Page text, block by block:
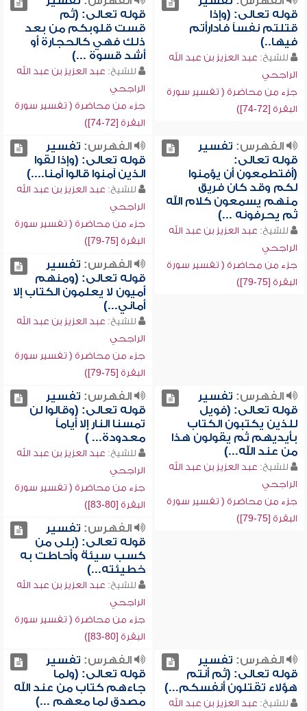
قوله تعالى: (وإذا
قتلتم نفساً فادارأتم
فيها..)
للشيخ: عبد العزيز بن عبد الله
الراجحي
جزء من محاضرة ( تفسير سورة
البقرة [72-74])
قوله تعالى: (ثم
قست قلوبكم من بعد
ذلك فهي كالحجارة أو
أشد قسوة ...)
للشيخ: عبد العزيز بن عبد الله
الراجحي
جزء من محاضرة ( تفسير سورة
البقرة [72-74])
الفهرس: تفسير
قوله تعالى:
(أفتطمعون أن يؤمنوا
لكم وقد كان فريق
منهم يسمعون كلام الله
ثم يحرفونه ...)
للشيخ: عبد العزيز بن عبد الله
الراجحي
جزء من محاضرة ( تفسير سورة
البقرة [75-79])
الفهرس: تفسير
قوله تعالى: (وإذا لقوا
الذين آمنوا قالوا آمنا....)
للشيخ: عبد العزيز بن عبد الله
الراجحي
جزء من محاضرة ( تفسير سورة
البقرة [75-79])
الفهرس: تفسير
قوله تعالى: (ومنهم
أميون لا يعلمون الكتاب إلا
أماني...)
للشيخ: عبد العزيز بن عبد الله
الراجحي
جزء من محاضرة ( تفسير سورة
البقرة [75-79])
الفهرس: تفسير
قوله تعالى: (فويل
للذين يكتبون الكتاب
بأيديهم ثم يقولون هذا
من عند الله...)
للشيخ: عبد العزيز بن عبد الله
الراجحي
جزء من محاضرة ( تفسير سورة
البقرة [75-79])
الفهرس: تفسير
قوله تعالى: (وقالوا لن
تمسنا النار إلا أياماً
معدودة... )
للشيخ: عبد العزيز بن عبد الله
الراجحي
جزء من محاضرة ( تفسير سورة
البقرة [80-83])
الفهرس: تفسير
قوله تعالى: (بلى من
كسب سيئة وأحاطت به
خطيئته...)
للشيخ: عبد العزيز بن عبد الله
الراجحي
جزء من محاضرة ( تفسير سورة
البقرة [80-83])
الفهرس: تفسير
قوله تعالى: (ثم أنتم
هؤلاء تقتلون أنفسكم...)
للشيخ: عبد العزيز بن عبد الله
الفهرس: تفسير
قوله تعالى: (ولما
جاءهم كتاب من عند الله
مصدق لما معهم ...)